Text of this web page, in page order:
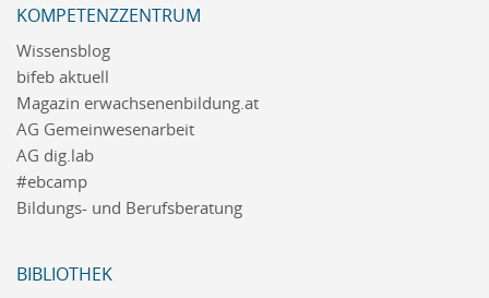
KOMPETENZZENTRUM
Wissensblog
bifeb aktuell
Magazin erwachsenenbildung.at
AG Gemeinwesenarbeit
AG dig.lab
#ebcamp
Bildungs- und Berufsberatung
BIBLIOTHEK